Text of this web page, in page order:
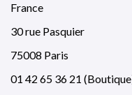
France
30 rue Pasquier
75008 Paris
01 42 65 36 21